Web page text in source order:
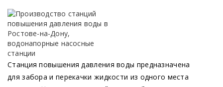
Станция повышения давления воды предназначена
для забора и перекачки жидкости из одного места